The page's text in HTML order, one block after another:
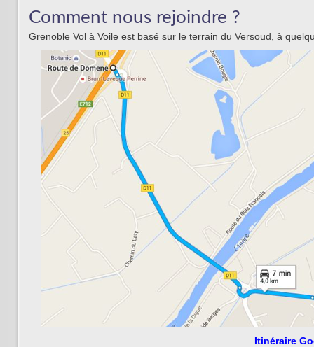
Comment nous rejoindre ?
Grenoble Vol à Voile est basé sur le terrain du Versoud, à
Itinéraire